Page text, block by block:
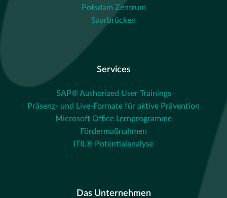
Potsdam Zentrum
Saarbrücken
Services
SAP® Authorized User Trainings
Präsenz- und Live-Formate für aktive Prävention
Microsoft Office Lernprogramme
Fördermaßnahmen
ITIL® Potentialanalyse
Das Unternehmen